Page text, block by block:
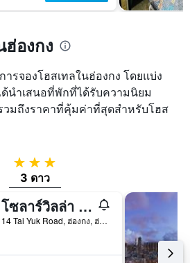
ฮ่องกง
รจองโฮสเทลในฮ่องกง โดยแบ่ง
ด้นำเสนอที่พักที่ได้รับความนิยม
วมถึงราคาที่คุ้มค่าที่สุดสำหรับโฮส
3 ดาว
3 ดาว
โซลาร์วิลล่า - โฮสเทล
14 Tai Yuk Road, ฮ่องกง, ฮ่องกง